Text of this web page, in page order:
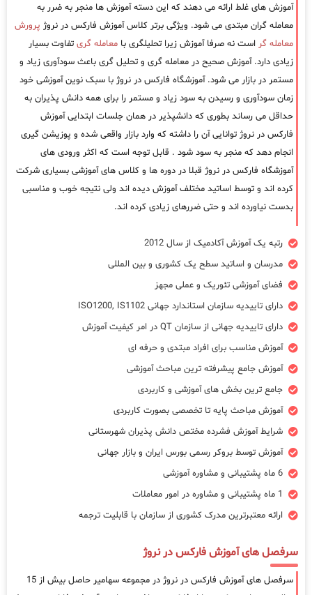
آموزش های غلط ارائه می دهند که این دسته آموزش ها منجر به ضرر به
معامله گران مبتدی می شود. ویژگی برتر کلاس آموزش فارکس در نروژ پرورش
معامله گر است نه صرفا آموزش زیرا تحلیلگری با معامله گری تفاوت بسیار
زیادی دارد. آموزش صحیح در معامله گری و تحلیل گری باعث سودآوری زیاد و
مستمر در بازار می شود. آموزشگاه فارکس در نروژ با سبک نوین آموزشی خود
زمان سودآوری و رسیدن به سود زیاد و مستمر را برای همه دانش پذیران به
حداقل می رساند بطوری که دانشپذیر در همان جلسات ابتدایی آموزش
فارکس در نروژ توانایی آن را داشته که وارد بازار واقعی شده و پوزیشن گیری
انجام دهد که منجر به سود شود . قابل توجه است که اکثر ورودی های
آموزشگاه فارکس در نروژ قبلا در دوره ها و کلاس های آموزشی بسیاری شرکت
کرده اند و توسط اساتید مختلف آموزش دیده اند ولی نتیجه خوب و مناسبی
بدست نیاورده اند و حتی ضررهای زیادی کرده اند.
رتبه یک آموزش آکادمیک از سال 2012
مدرسان و اساتید سطح یک کشوری و بین المللی
فضای آموزشی تئوریک و عملی مجهز
دارای تاییدیه سازمان استاندارد جهانی ISO1200, IS1102
دارای تاییدیه جهانی از سازمان QT در امر کیفیت آموزش
آموزش مناسب برای افراد مبتدی و حرفه ای
آموزش جامع پیشرفته ترین مباحث آموزشی
جامع ترین بخش های آموزشی و کاربردی
آموزش مباحث پایه تا تخصصی بصورت کاربردی
شرایط آموزش فشرده مختص دانش پذیران شهرستانی
آموزش توسط بروکر رسمی بورس ایران و بازار جهانی
6 ماه پشتیبانی و مشاوره آموزشی
1 ماه پشتیبانی و مشاوره در امور معاملات
ارائه معتبرترین مدرک کشوری از سازمان با قابلیت ترجمه
سرفصل های آموزش فارکس در نروژ
سرفصل های آموزش فارکس در نروژ در مجموعه سهامیر حاصل بیش از 15